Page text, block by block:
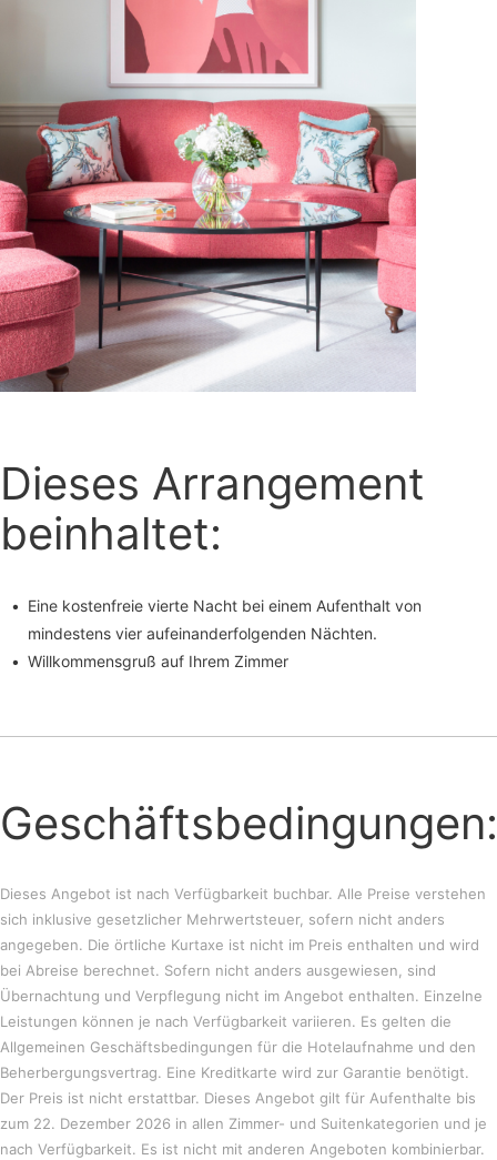
Dieses Arrangement
beinhaltet:
Eine kostenfreie vierte Nacht bei einem Aufenthalt von
mindestens vier aufeinanderfolgenden Nächten.
Willkommensgruß auf Ihrem Zimmer
Geschäftsbedingungen:
Dieses Angebot ist nach Verfügbarkeit buchbar. Alle Preise verstehen
sich inklusive gesetzlicher Mehrwertsteuer, sofern nicht anders
angegeben. Die örtliche Kurtaxe ist nicht im Preis enthalten und wird
bei Abreise berechnet. Sofern nicht anders ausgewiesen, sind
Übernachtung und Verpflegung nicht im Angebot enthalten. Einzelne
Leistungen können je nach Verfügbarkeit variieren. Es gelten die
Allgemeinen Geschäftsbedingungen für die Hotelaufnahme und den
Beherbergungsvertrag. Eine Kreditkarte wird zur Garantie benötigt.
Der Preis ist nicht erstattbar. Dieses Angebot gilt für Aufenthalte bis
zum 22. Dezember 2026 in allen Zimmer- und Suitenkategorien und je
nach Verfügbarkeit. Es ist nicht mit anderen Angeboten kombinierbar.